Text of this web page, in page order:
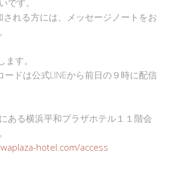
です。
れる方には、メッセージノートをお
す。
ードは公式LINEから前日の９時に配信
ある横浜平和プラザホテル１１階会
hotel.com/access